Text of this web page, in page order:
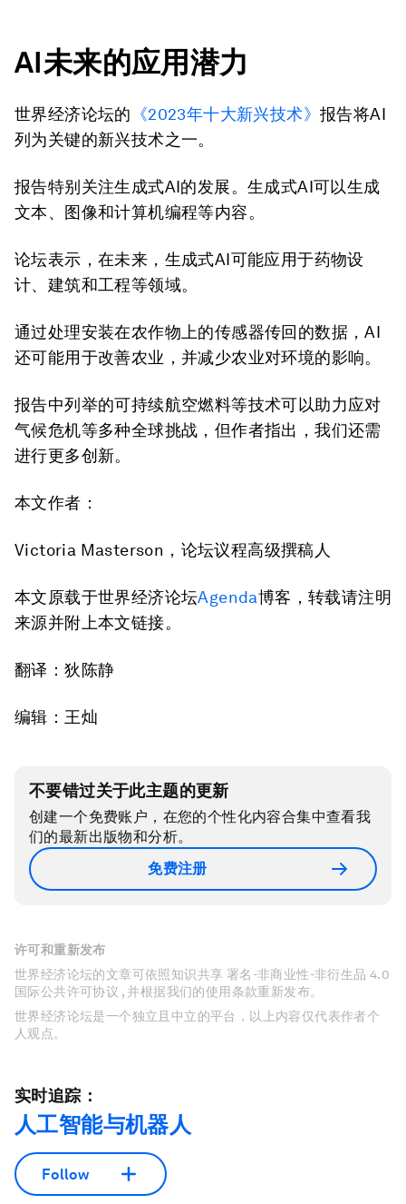
AI未来的应用潜力
世界经济论坛的 《2023年十大新兴技术》报告将AI
列为关键的新兴技术之一。
报告特别关注生成式AI的发展。生成式AI可以生成
文本、图像和计算机编程等内容。
论坛表示，在未来，生成式AI可能应用于药物设
计、建筑和工程等领域。
通过处理安装在农作物上的传感器传回的数据，AI
还可能用于改善农业，并减少农业对环境的影响。
报告中列举的可持续航空燃料等技术可以助力应对
气候危机等多种全球挑战，但作者指出，我们还需
进行更多创新。
本文作者：
Victoria Masterson，论坛议程高级撰稿人
本文原载于世界经济论坛Agenda博客，转载请注明
来源并附上本文链接。
翻译：狄陈静
编辑：王灿
不要错过关于此主题的更新
创建一个免费账户，在您的个性化内容合集中查看我
们的最新出版物和分析。
免费注册
许可和重新发布
世界经济论坛的文章可依照知识共享 署名-非商业性-非衍生品 4.0
国际公共许可协议 , 并根据我们的使用条款重新发布。
世界经济论坛是一个独立且中立的平台，以上内容仅代表作者个
人观点。
实时追踪：
人工智能与机器人
Follow